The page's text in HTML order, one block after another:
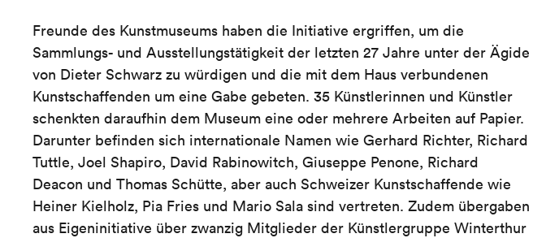
Freunde des Kunstmuseums haben die Initiative ergriffen, um die
Sammlungs- und Ausstellungstätigkeit der letzten 27 Jahre unter der Ägide
von Dieter Schwarz zu würdigen und die mit dem Haus verbundenen
Kunstschaffenden um eine Gabe gebeten. 35 Künstlerinnen und Künstler
schenkten daraufhin dem Museum eine oder mehrere Arbeiten auf Papier.
Darunter befinden sich internationale Namen wie Gerhard Richter, Richard
Tuttle, Joel Shapiro, David Rabinowitch, Giuseppe Penone, Richard
Deacon und Thomas Schütte, aber auch Schweizer Kunstschaffende wie
Heiner Kielholz, Pia Fries und Mario Sala sind vertreten. Zudem übergaben
aus Eigeninitiative über zwanzig Mitglieder der Künstlergruppe Winterthur